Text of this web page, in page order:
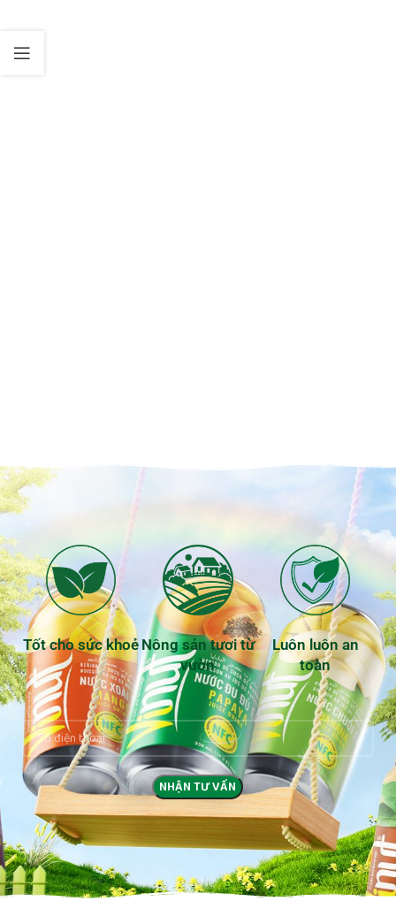
Tốt cho sức khoẻ Nông sản tươi từ
vườn
Luôn luôn an
toàn